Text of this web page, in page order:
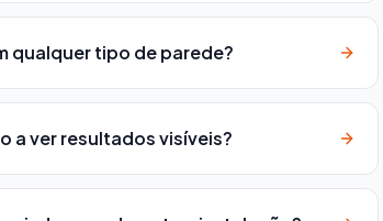
qualquer tipo de parede?
a ver resultados visíveis?